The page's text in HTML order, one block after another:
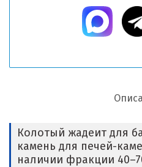
Колотый жадеит для
камень для печей-
наличии фракции